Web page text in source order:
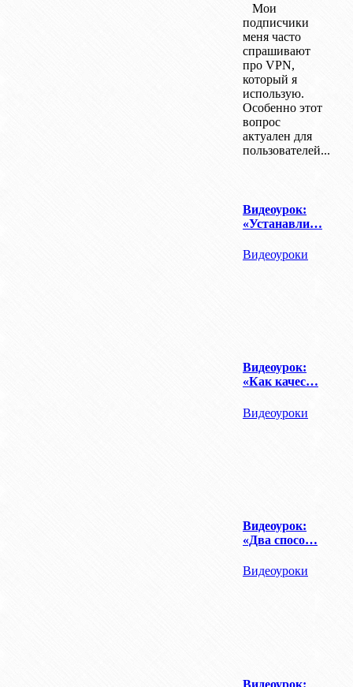
Мои
подписчики
меня часто
спрашивают
про VPN,
который я
использую.
Особенно этот
вопрос
актуален для
пользователей...
Видеоурок:
«Устанавли…
Видеоуроки
Видеоурок:
«Как качес…
Видеоуроки
Видеоурок:
«Два спосо…
Видеоуроки
Видеоурок: